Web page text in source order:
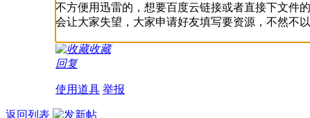
不方便用迅雷的，想要百度云链接或者直接下文件
会让大家失望，大家申请好友填写要资源，不然不以
收藏
回复
使用道具 举报
返回列表